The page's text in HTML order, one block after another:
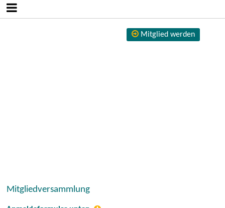
Mitglied werden
Mitgliedversammlung